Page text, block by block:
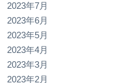
2023年7月
2023年6月
2023年5月
2023年4月
2023年3月
2023年2月